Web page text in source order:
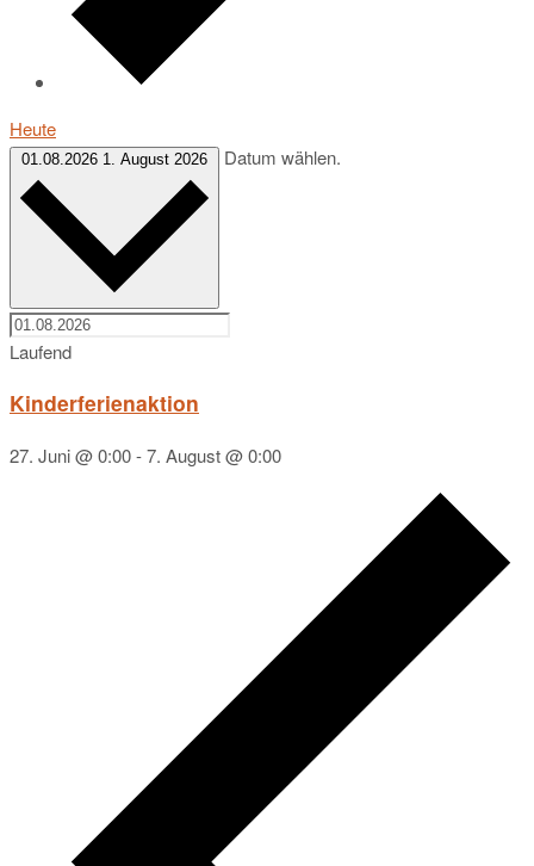
Heute
01.08.2026 1. August 2026 Datum wählen.
Laufend
Kinderferienaktion
27. Juni @ 0:00-7. August @ 0:00